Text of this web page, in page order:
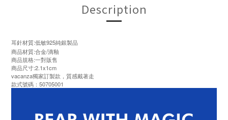
Description
耳針材質:低敏925純銀製品
商品材質:合金/滴釉
商品規格:一對販售
商品尺寸:2.1x1cm
vacanza獨家訂製款，質感戴著走
款式號碼：50705001